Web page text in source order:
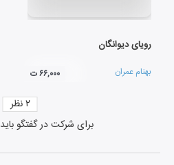
رویای دیوانگان
بهنام عمران ۶۶,۰۰۰ ت
برای شرکت در گفتگو باید
۲نظر